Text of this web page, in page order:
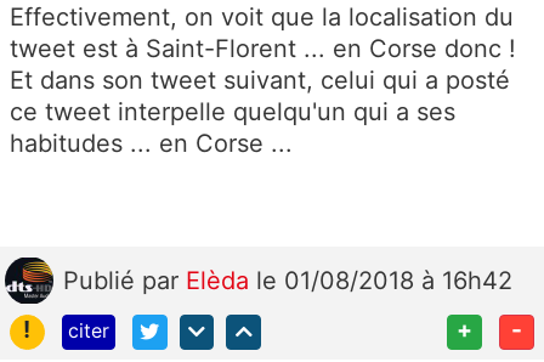
Effectivement, on voit que la localisation du
tweet est à Saint-Florent ... en Corse donc !
Et dans son tweet suivant, celui qui a posté
ce tweet interpelle quelqu'un qui a ses
habitudes ... en Corse ...
Publié par Elèda le 01/08/2018 à 16h42
!
citer + -